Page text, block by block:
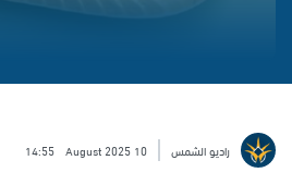
راديو الشمس 10 August 2025
14:55